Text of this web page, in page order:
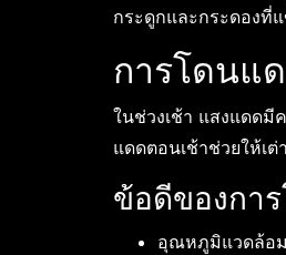
กระดูกและกระดองที่แ
การโดนแ
ในช่วงเช้า แสงแดดมี
แดดตอนเช้าช่วยให้เ
ข้อดีของกา
อุณหภูมิแวดล้อม